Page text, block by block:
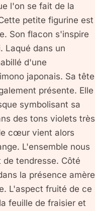
l'on se fait de la
petite figurine est
Son flacon s'inspire
Laqué dans un
d'une
japonais. Sa tête
présente. Elle
symbolisant sa
des tons violets très
cœur vient alors
L'ensemble nous
tendresse. Côté
la présence amère
L'aspect fruité de ce
feuille de fraisier et